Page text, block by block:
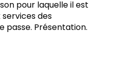
pour laquelle il est
des
passe. Présentation.